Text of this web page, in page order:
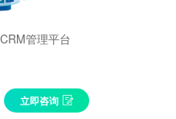
管理平台
立即咨询